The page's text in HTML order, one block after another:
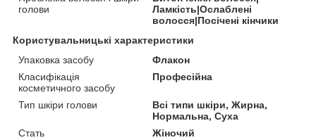
голови
Ламкість|Ослаблені
волосся|Посічені кінчики
Користувальницькі характеристики
Упаковка засобу
Флакон
Класифікація
косметичного засобу
Професійна
Тип шкіри голови
Всі типи шкіри, Жирна,
Нормальна, Суха
Стать
Жіночий